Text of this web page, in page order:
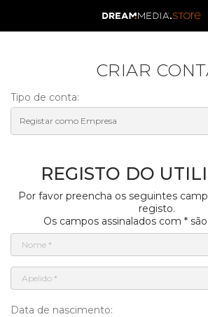
CRIAR
Tipo de conta:
REGISTO DO
Por favor preencha os seguintes
registo.
Os campos assinalados com *
Data de nascimento: